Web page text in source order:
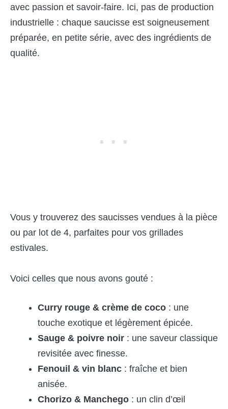
avec passion et savoir-faire. Ici, pas de production
industrielle : chaque saucisse est soigneusement
préparée, en petite série, avec des ingrédients de
qualité.
Vous y trouverez des saucisses vendues à la pièce
ou par lot de 4, parfaites pour vos grillades
estivales.
Voici celles que nous avons gouté :
Curry rouge & crème de coco : une
touche exotique et légèrement épicée.
Sauge & poivre noir : une saveur classique
revisitée avec finesse.
Fenouil & vin blanc : fraîche et bien
anisée.
Chorizo & Manchego : un clin d’œil